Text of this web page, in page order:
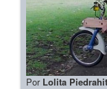
Por Lolita